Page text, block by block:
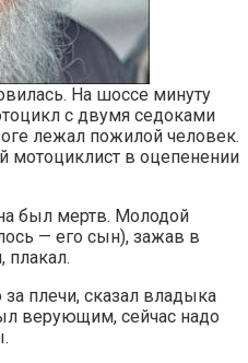
На шоссе минуту
с двумя седоками
лежал пожилой человек.
мотоциклист в оцепенении
был мертв. Молодой
— его сын), зажав в
плечи, сказал владыка
верующим, сейчас надо